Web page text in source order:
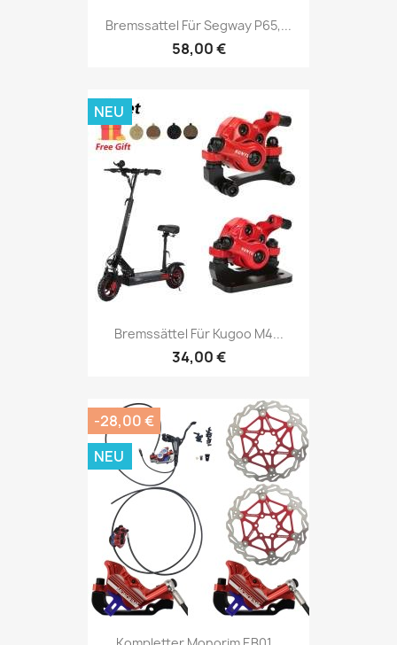
Bremssattel Für Segway P65,...
58,00 €
Bremssättel Für Kugoo M4...
34,00 €
NEU
-28,00 €
NEU